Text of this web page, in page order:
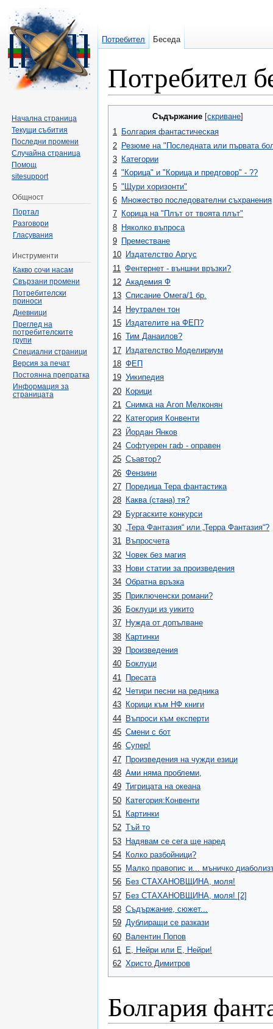
Потребител
Съдържание [скриване
1 Болгария фантастическая
2 Резюме на "Последната или първата
3 Категории
4 "Корица" и "Корица и предговор" - ??
5 "Щури хоризонти"
6 Множество последователни съхранения
7 Корица на "Плът от твоята плът"
8 Няколко въпроса
9 Преместване
10 Издателство Аргус
11 Фентернет - външни връзки?
12 Академия Ф
13 Списание Омега/1 бр.
14 Неутрален тон
15 Издателите на ФЕП?
16 Тим Данаилов?
17 Издателство Моделириум
18 ФЕП
19 Уикипедия
20 Корици
21 Снимка на Агоп Мелконян
22 Категория Конвенти
23 Йордан Янков
24 Софтуерен гаф - оправен
25 Съавтор?
26 Фензини
27 Поредица Тера фантастика
28 Каква (стана) тя?
29 Бургаските конкурси
30
„Тера Фантазия“ или „Терра Фантазия“?
31 Въпросчета
32 Човек без магия
33 Нови статии за произведения
34 Обратна връзка
35 Приключенски романи?
36 Боклуци из уикито
37 Нужда от допълване
38 Картинки
39 Произведения
40 Боклуци
41
Пресата
42 Четири песни на редника
43 Корици към НФ книги
44 Въпроси към експерти
45 Смени с бот
46 Супер!
47 Произведения на чужди езици
48 Ами няма проблеми,
49 Тигрицата на океана
50 Категория:Конвенти
51
Картинки
52 Тъй то
53 Надявам се сега ще наред
54 Колко разбойници?
55 Малко правопис и... мъничко
56 Без СТАХАНОВЩИНА, моля!
57 Без СТАХАНОВЩИНА, моля! [2]
58 Съдържание, сюжет...
59 Дублиращи се разкази
60 Валентин Попов
61 Е, Нейри или Е, Нейри!
62 Христо Димитров
Болгария
Потребител Беседа
Начална страница
Текущи събития
Последни промени
Случайна страница
Помощ
sitesupport
Общност
Портал
Разговори
Гласувания
Инструменти
Какво сочи насам
Свързани промени
Потребителски
приноси
Дневници
Преглед на
потребителските
групи
Специални страници
Версия за печат
Постоянна препратка
Информация за
страницата